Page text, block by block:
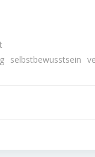
selbstbewusstsein